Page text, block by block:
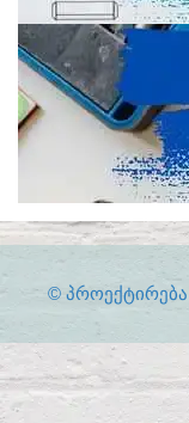
© ᲞᲠᲝᲔᲥᲢᲘᲠᲔᲑᲐ